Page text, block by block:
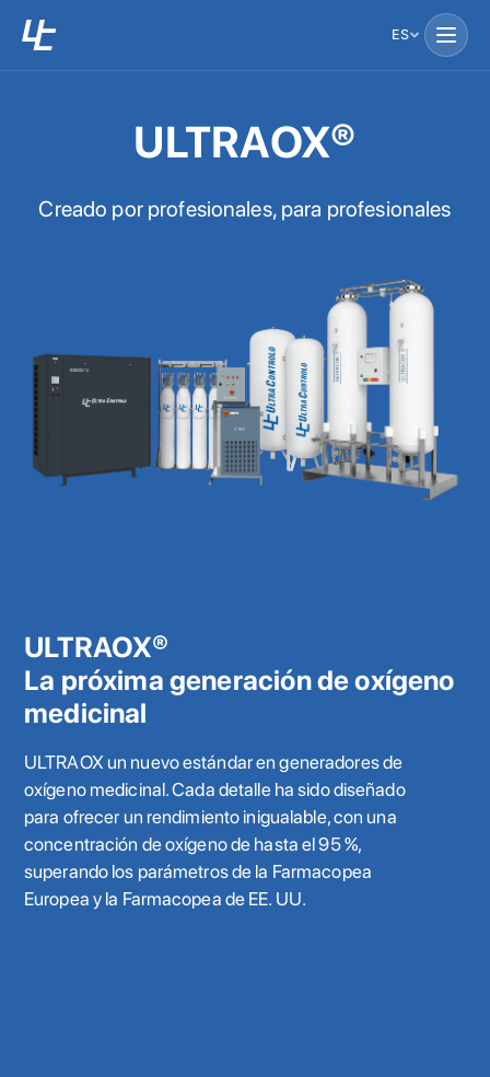
ES
ULTRAOX®
Creado por profesionales, para profesionales
ULTRAOX®
La próxima generación de oxígeno
medicinal
ULTRAOX un nuevo estándar en generadores de
oxígeno medicinal. Cada detalle ha sido diseñado
para ofrecer un rendimiento inigualable, con una
concentración de oxígeno de hasta el 95 %,
superando los parámetros de la Farmacopea
Europea y la Farmacopea de EE. UU.